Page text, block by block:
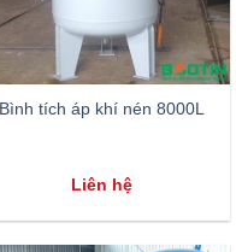
Bình tích áp khí nén 8000L
Liên hệ